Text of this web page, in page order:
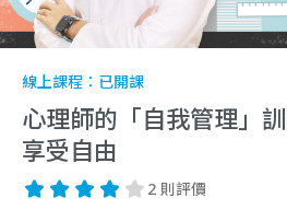
線上課程： 已開課
心理師的「自我管理」
享受自由
2 則評價